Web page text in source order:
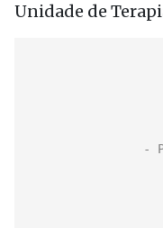
Unidade de